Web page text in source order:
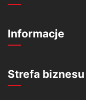
Informacje
Strefa biznesu